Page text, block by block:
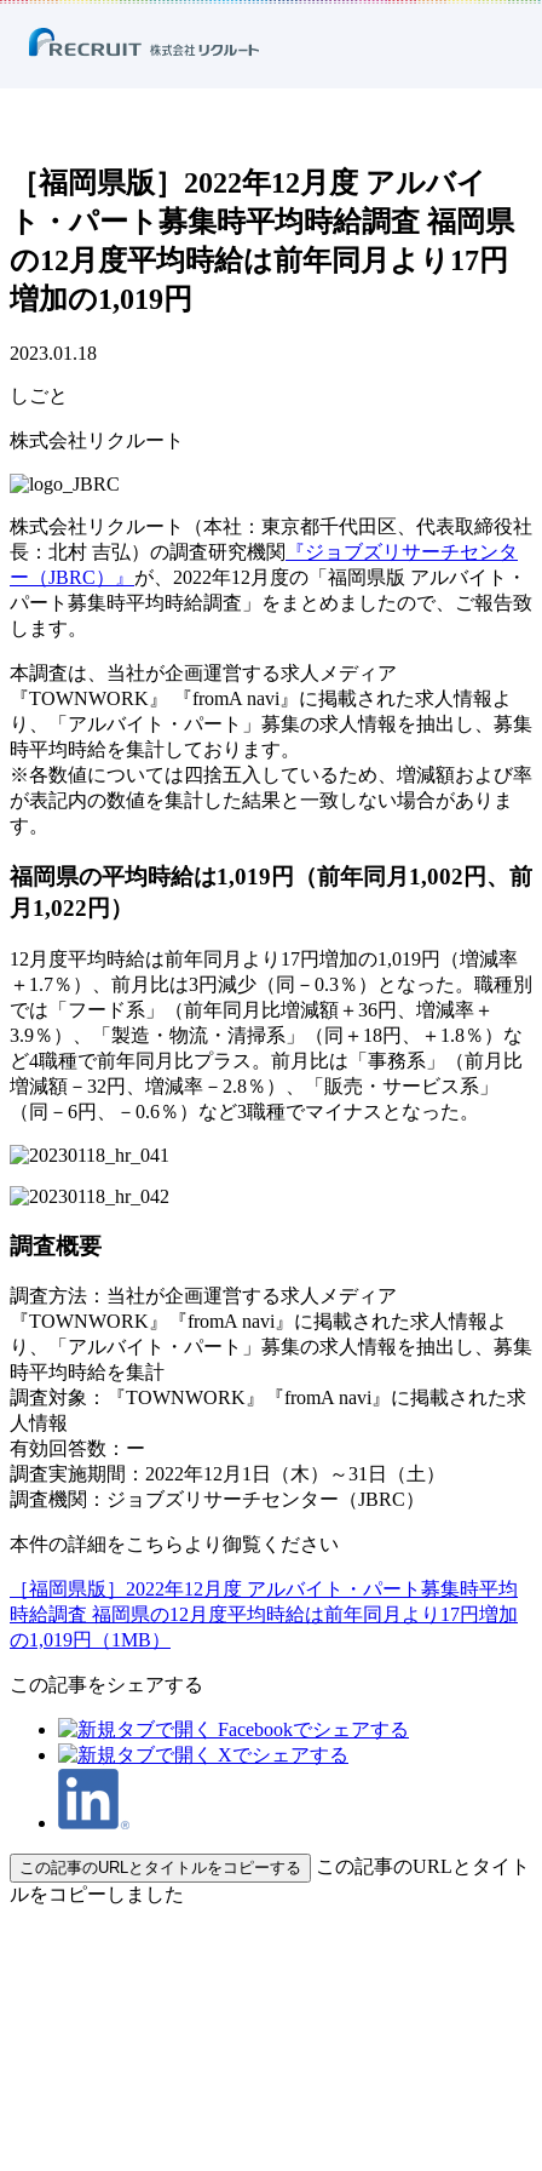
［福岡県版］2022年12月度 アルバイト・パート募集時平均時給調査 福岡
［福岡県版］2022年12月度 アルバイ
ト・パート募集時平均時給調査 福岡県
の12月度平均時給は前年同月より17円
増加の1,019円
2023.01.18
しごと
株式会社リクルート
株式会社リクルート（本社：東京都千代田区、代表取締役社
長：北村 吉弘）の調査研究機関
『ジョブズリサーチセンタ
ー（JBRC）』 が、2022年12月度の「福岡県版 アルバイト・
パート募集時平均時給調査」をまとめましたので、ご報告致
します。
本調査は、当社が企画運営する求人メディア
『TOWNWORK』 『fromA navi』に掲載された求人情報よ
り、「アルバイト・パート」募集の求人情報を抽出し、募集
時平均時給を集計しております。
※各数値については四捨五入しているため、増減額および率
が表記内の数値を集計した結果と一致しない場合がありま
す。
福岡県の平均時給は1,019円（前年同月1,002円、前
月1,022円）
12月度平均時給は前年同月より17円増加の1,019円（増減率
＋1.7％）、前月比は3円減少（同－0.3％）となった。職種別
では「フード系」（前年同月比増減額＋36円、増減率＋
3.9％）、「製造・物流・清掃系」（同＋18円、＋1.8％）な
ど4職種で前年同月比プラス。前月比は「事務系」（前月比
増減額－32円、増減率－2.8％）、「販売・サービス系」
（同－6円、－0.6％）など3職種でマイナスとなった。
調査概要
調査方法：当社が企画運営する求人メディア
『TOWNWORK』『fromA navi』に掲載された求人情報よ
り、「アルバイト・パート」募集の求人情報を抽出し、募集
時平均時給を集計
調査対象：『TOWNWORK』『fromA navi』に掲載された求
人情報
有効回答数：ー
調査実施期間：2022年12月1日（木）～31日（土）
調査機関：ジョブズリサーチセンター（JBRC）
本件の詳細をこちらより御覧ください
［福岡県版］2022年12月度 アルバイト・パート募集時平均
時給調査 福岡県の12月度平均時給は前年同月より17円増加
の1,019円（1MB）
この記事をシェアする
この記事のURLとタイトルをコピーする
この記事のURLとタイト
ルをコピーしました